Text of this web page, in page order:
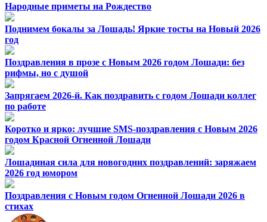
Народные приметы на Рождество
Поднимем бокалы за Лошадь! Яркие тосты на Новый 2026
год
Поздравления в прозе с Новым 2026 годом Лошади: без
рифмы, но с душой
Запрягаем 2026-й. Как поздравить с годом Лошади коллег
по работе
Коротко и ярко: лучшие SMS-поздравления с Новым 2026
годом Красной Огненной Лошади
Лошадиная сила для новогодних поздравлений: заряжаем
2026 год юмором
Поздравления с Новым годом Огненной Лошади 2026 в
стихах